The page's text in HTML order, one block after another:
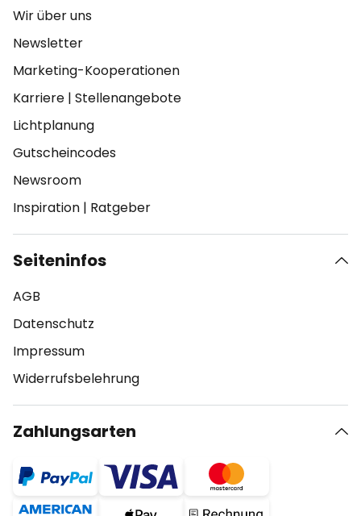
Wir über uns
Newsletter
Marketing-Kooperationen
Karriere | Stellenangebote
Lichtplanung
Gutscheincodes
Newsroom
Inspiration | Ratgeber
Seiteninfos
AGB
Datenschutz
Impressum
Widerrufsbelehrung
Zahlungsarten